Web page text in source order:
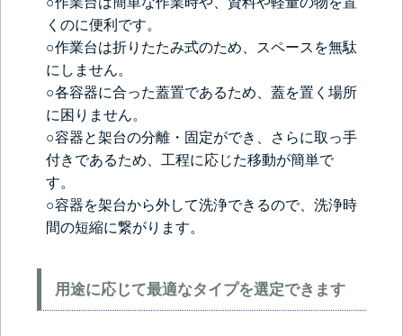
くのに便利です。
○作業台は折りたたみ式のため、スペースを無駄
にしません。
○各容器に合った蓋置であるため、蓋を置く場所
に困りません。
○容器と架台の分離・固定ができ、さらに取っ手
付きであるため、工程に応じた移動が簡単で
す。
○容器を架台から外して洗浄できるので、洗浄時
間の短縮に繋がります。
用途に応じて最適なタイプを選定できます